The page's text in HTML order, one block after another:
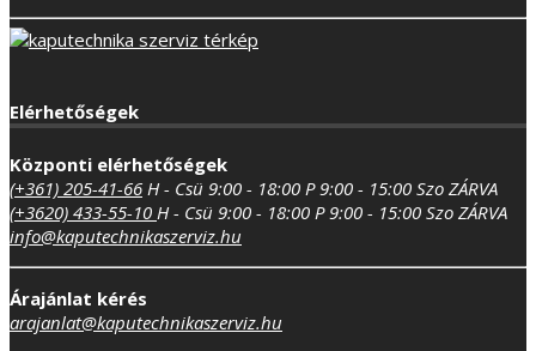
Elérhetőségek
Központi elérhetőségek
(+361) 205-41-66 H - Csü 9:00 - 18:00 P 9:00 - 15:00 Szo ZÁRVA
(+3620) 433-55-10 H - Csü 9:00 - 18:00 P 9:00 - 15:00 Szo ZÁRVA
info@kaputechnikaszerviz.hu
Árajánlat kérés
arajanlat@kaputechnikaszerviz.hu